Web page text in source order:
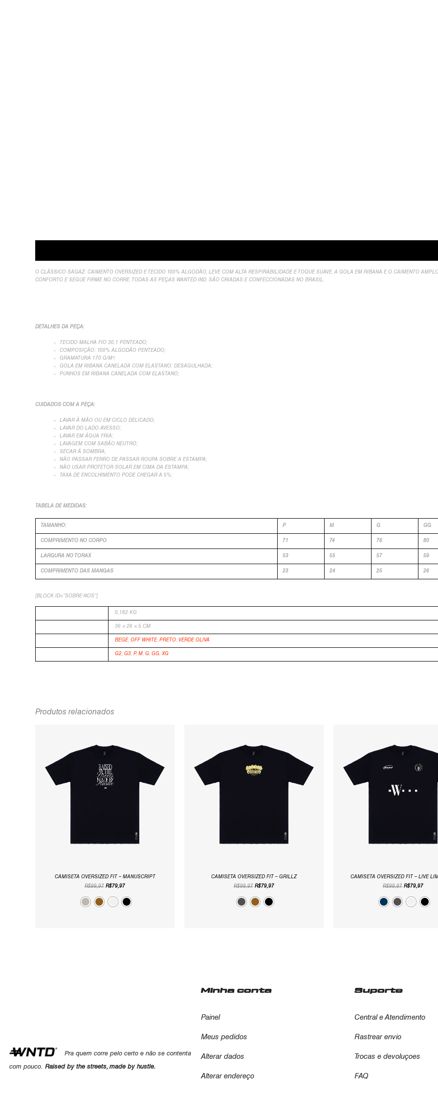
O CLÁSSICO SAGAZ: CAIMENTO OVERSIZED E TECIDO 100% ALGODÃO, LEVE COM ALTA RESPIRABILIDADE E TOQUE SUAVE. A GOLA EM RIBANA E O CAIMENTO
CONFORTO E SEGUE FIRME NO CORRE. TODAS AS PEÇAS WANTED IND. SÃO CRIADAS E CONFECCIONADAS NO BRASIL.
DETALHES DA PEÇA:
TECIDO MALHA FIO 30.1 PENTEADO;
COMPOSIÇÃO: 100% ALGODÃO PENTEADO;
GRAMATURA 170 G/M²;
GOLA EM RIBANA CANELADA COM ELASTANO; DESAGULHADA;
PUNHOS EM RIBANA CANELADA COM ELASTANO;
CUIDADOS COM A PEÇA:
LAVAR À MÃO OU EM CICLO DELICADO;
LAVAR DO LADO AVESSO;
LAVAR EM ÁGUA FRIA;
LAVAGEM COM SABÃO NEUTRO;
SECAR Á SOMBRA;
NÃO PASSAR FERRO DE PASSAR ROUPA SOBRE A ESTAMPA;
NÃO USAR PROTETOR SOLAR EM CIMA DA ESTAMPA;
TAXA DE ENCOLHIMENTO PODE CHEGAR A 5%;
TABELA DE MEDIDAS:
TAMANHO: P M G GG
COMPRIMENTO NO CORPO 71 74 76 80
LARGURA NO TORAX 53 55 57 59
COMPRIMENTO DAS MANGAS 23 24 25 26
[BLOCK ID=”SOBRE-NOS”]
0,182 KG
36 × 26 × 5 CM
BEGE,OFF WHITE,PRETO, VERDE OLIVA
G2,G3,P,M,G,GG,XG
Produtos relacionados
CAMISETA OVERSIZED FIT – MANUSCRIPT
R$99,97
ERA:
R$99,97.
R$79,97
R$79,97.
CAMISETA OVERSIZED FIT – GRILLZ
R$99,97
ERA:
R$99,97.
R$79,97
R$79,97.
CAMISETA OVERSIZED FIT – LIVE
R$99,97
ERA:
R$99,97.
R$79,97
Pra quem corre pelo certo e não se contenta
com pouco. Raised by the streets, made by hustle.
Minha conta
Painel
Meus pedidos
Alterar dados
Alterar endereço
Suporte
Central e Atendimento
Rastrear envio
Trocas e devoluçoes
FAQ